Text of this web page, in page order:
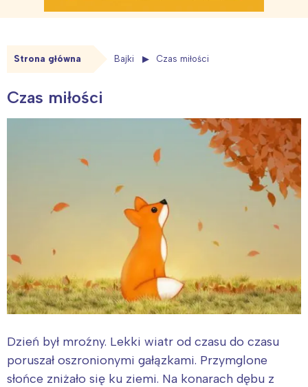
Strona główna Bajki Czas miłości
Czas miłości
Dzień był mroźny. Lekki wiatr od czasu do czasu
poruszał oszronionymi gałązkami. Przymglone
słońce zniżało się ku ziemi. Na konarach dębu z